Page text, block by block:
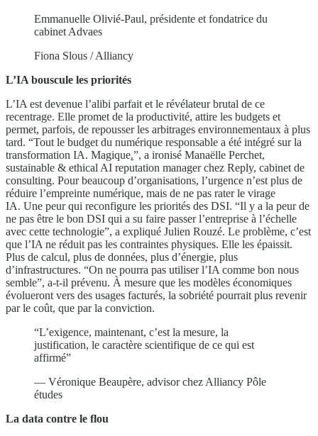
Emmanuelle Olivié-Paul, présidente et fondatrice du
cabinet Advaes
Fiona Slous / Alliancy
L’IA bouscule les priorités
L’IA est devenue l’alibi parfait et le révélateur brutal de ce
recentrage. Elle promet de la productivité, attire les budgets et
permet, parfois, de repousser les arbitrages environnementaux à plus
tard. “Tout le budget du numérique responsable a été intégré sur la
transformation IA. Magique.”, a ironisé Manaëlle Perchet,
sustainable & ethical AI reputation manager chez Reply, cabinet de
consulting. Pour beaucoup d’organisations, l’urgence n’est plus de
réduire l’empreinte numérique, mais de ne pas rater le virage
IA. Une peur qui reconfigure les priorités des DSI. “Il y a la peur de
ne pas être le bon DSI qui a su faire passer l’entreprise à l’échelle
avec cette technologie”, a expliqué Julien Rouzé. Le problème, c’est
que l’IA ne réduit pas les contraintes physiques. Elle les épaissit.
Plus de calcul, plus de données, plus d’énergie, plus
d’infrastructures. “On ne pourra pas utiliser l’IA comme bon nous
semble”, a-t-il prévenu. À mesure que les modèles économiques
évolueront vers des usages facturés, la sobriété pourrait plus revenir
par le coût, que par la conviction.
“L’exigence, maintenant, c’est la mesure, la
justification, le caractère scientifique de ce qui est
affirmé”
— Véronique Beaupère, advisor chez Alliancy Pôle
études
La data contre le flou